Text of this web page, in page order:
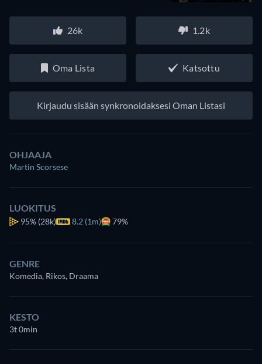
26k 1.2k
Oma Lista Katsottu
Kirjaudu sisään synkronoidaksesi Oman Listasi
OHJAAJA
Martin Scorsese
LUOKITUS
95% (28k) 8.2 (1m) 79%
GENRE
Komedia, Rikos, Draama
KESTO
3t 0min